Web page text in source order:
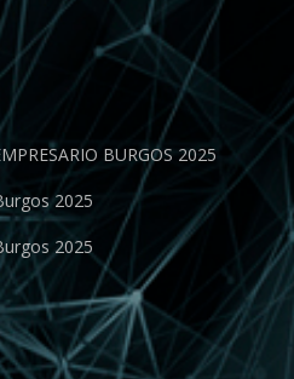
BURGOS 2025
2025
2025